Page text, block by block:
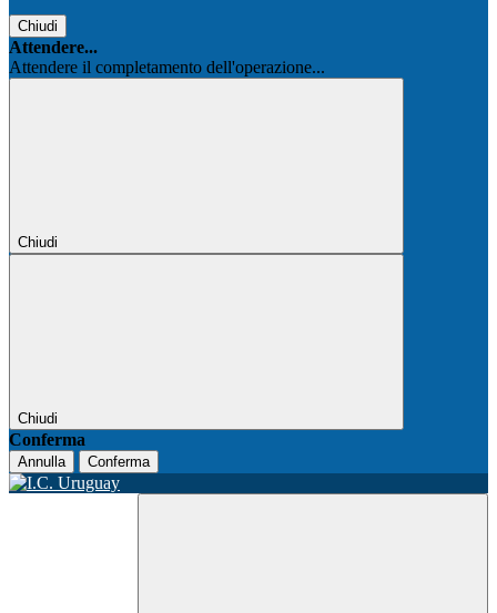
Chiudi
Attendere...
Attendere il completamento dell'operazione...
Chiudi
Chiudi
Conferma
Annulla Conferma